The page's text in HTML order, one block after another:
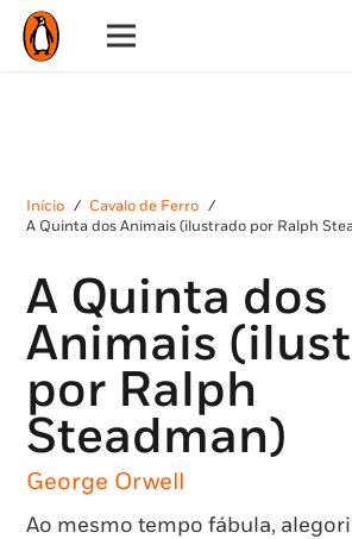
Início / Cavalo de Ferro /
A Quinta dos Animais (ilustrado por Ralph
A Quinta dos
Animais
por Ralph
Steadman)
George Orwell
Ao mesmo tempo fábula,